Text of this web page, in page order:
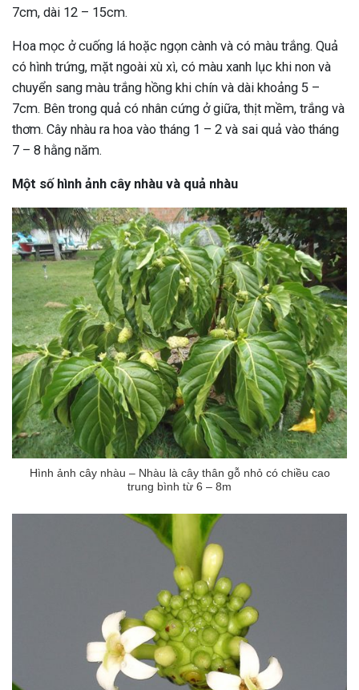
Sau Sinh Có Tự Khỏi
Thông Tin Cần Biết
sau sinh là tình trạng viêm da
phổ biến, khiến đôi bàn tay,
của chị em trở nên khô...
7cm, dài 12 – 15cm.
Hoa mọc ở cuống lá hoặc ngọn cành và có màu trắng. Quả
có hình trứng, mặt ngoài xù xì, có màu xanh lục khi non và
chuyển sang màu trắng hồng khi chín và dài khoảng 5 –
7cm. Bên trong quả có nhân cứng ở giữa, thịt mềm, trắng và
thơm. Cây nhàu ra hoa vào tháng 1 – 2 và sai quả vào tháng
7 – 8 hằng năm.
Một số hình ảnh cây nhàu và quả nhàu
Hình ảnh cây nhàu – Nhàu là cây thân gỗ nhỏ có chiều cao
trung bình từ 6 – 8m